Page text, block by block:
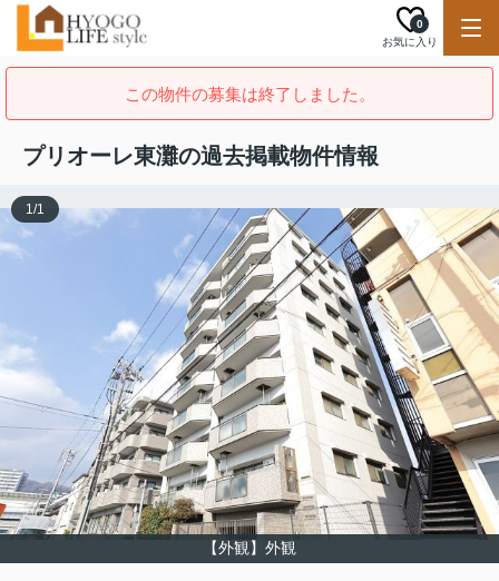
お気に入り
0
この物件の募集は終了しました。
プリオーレ東灘の過去掲載物件情報
【外観】外観
1/1